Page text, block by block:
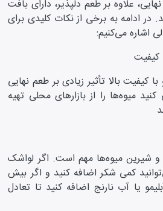
علاوه بر طعم دلپذیر، دارای بافت
ادامه به برخی از نکات کلیدی برای
اشاره می‌کنیم:
کیفیت
کیفیت بالا تأثیر زیادی بر طعم نهایی
میوه‌ها را از بازار‌های محلی تهیه
شیرین میوه‌ها مهم است. اگر لواشک
کمی شکر اضافه کنید و اگر بیش
یا آب نارنج اضافه کنید تا تعادل